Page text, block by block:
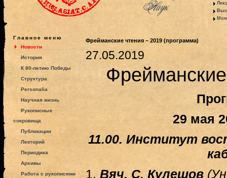
Главное меню
Новости
История
К 80-летию Победы
Структура
Personalia
Научная жизнь
Рукописные
сокровища
Публикации
Лекторий
Периодика
Архивы
Работа с рукописями
Фрейманские чтения – 2019 (программа)
27.05.2019
29 мая
11.00. Институт
1. Вяч. С. Кулешов